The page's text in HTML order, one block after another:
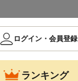
ログイン・会員登録
ランキング